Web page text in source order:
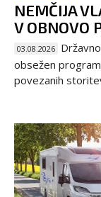
NEMČIJA
V OBNOVO
03.08.2026
obsežen
povezanih